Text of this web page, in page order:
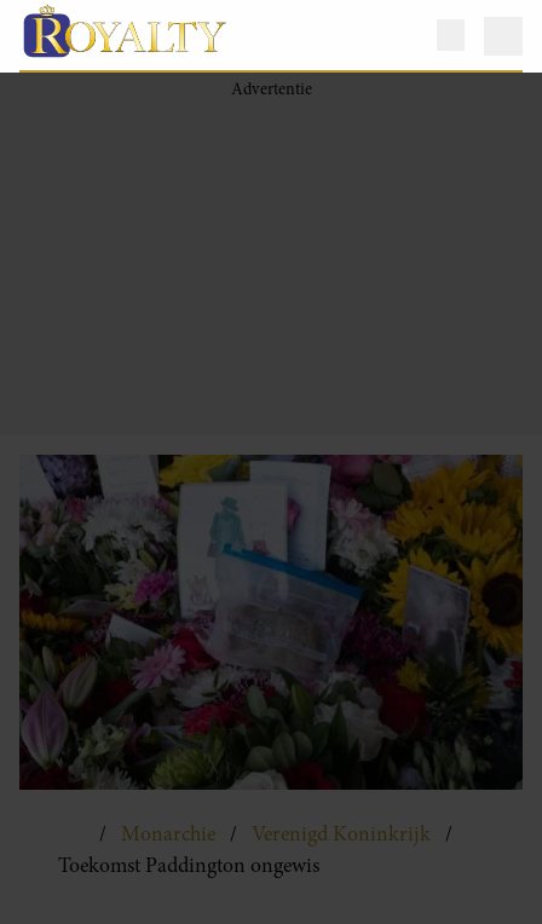
Monarchie
Verenigd Koninkrijk
Toekomst Paddington ongewis